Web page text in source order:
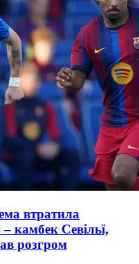
втратила
камбек Севільї,
розгром